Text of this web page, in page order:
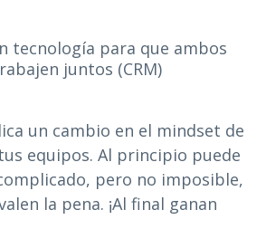
tecnología para que ambos
juntos (CRM)
un cambio en el mindset de
equipos. Al principio puede
pero no imposible,
la pena. ¡Al final ganan